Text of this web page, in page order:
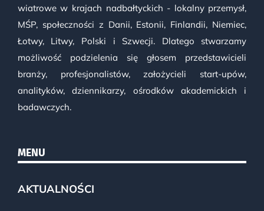
wiatrowe w krajach nadbałtyckich - lokalny przemysł,
MŚP, społeczności z Danii, Estonii, Finlandii, Niemiec,
Łotwy, Litwy, Polski i Szwecji. Dlatego stwarzamy
możliwość podzielenia się głosem przedstawicieli
branży, profesjonalistów, założycieli start-upów,
analityków, dziennikarzy, ośrodków akademickich i
badawczych.
MENU
AKTUALNOŚCI